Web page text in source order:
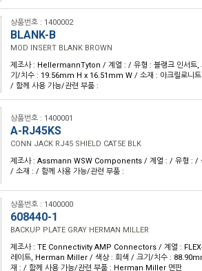
상품번호 : 1400002
BLANK-B
MOD INSERT BLANK BROWN
제조사 : HellermannTyton / 계열 : / 유형 : 블랭크 인서트,
기/치수 : 19.56mm H x 16.51mm W / 소재 : 아크릴로니트
/ 함께 사용 가능/관련 부품 :
상품번호 : 1400001
A-RJ45KS
CONN JACK RJ45 SHIELD CAT5E BLK
제조사 : Assmann WSW Components / 계열 : / 유형 : /
/ 소재 : / 함께 사용 가능/관련 부품 :
상품번호 : 1400000
608440-1
BACKUP PLATE GRAY HERMAN MILLER
제조사 : TE Connectivity AMP Connectors / 계열 :
레이트, Herman Miller / 색상 : 회색 / 크기/치수 :
재 : / 함께 사용 가능/관련 부품 : Herman Miller 면판